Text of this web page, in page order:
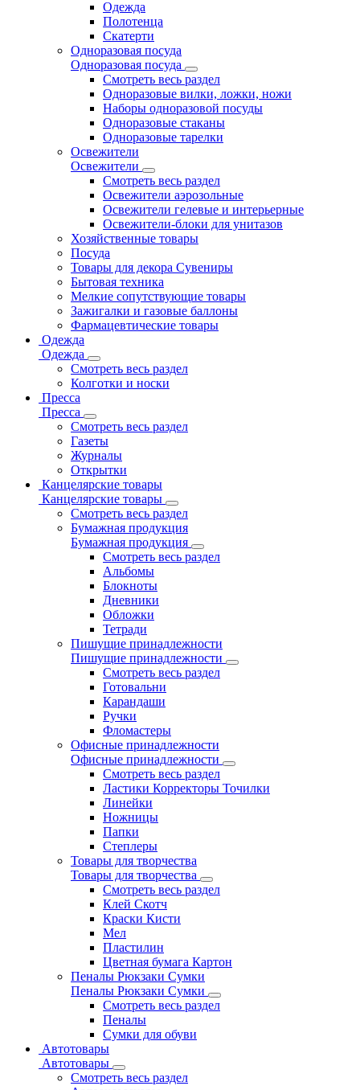
Одежда
Полотенца
Скатерти
Одноразовая посуда
Одноразовая посуда
Смотреть весь раздел
Одноразовые вилки, ложки, ножи
Наборы одноразовой посуды
Одноразовые стаканы
Одноразовые тарелки
Освежители
Освежители
Смотреть весь раздел
Освежители аэрозольные
Освежители гелевые и интерьерные
Освежители-блоки для унитазов
Хозяйственные товары
Посуда
Товары для декора Сувениры
Бытовая техника
Мелкие сопутствующие товары
Зажигалки и газовые баллоны
Фармацевтические товары
Одежда
Одежда
Смотреть весь раздел
Колготки и носки
Пресса
Пресса
Смотреть весь раздел
Газеты
Журналы
Открытки
Канцелярские товары
Канцелярские товары
Смотреть весь раздел
Бумажная продукция
Бумажная продукция
Смотреть весь раздел
Альбомы
Блокноты
Дневники
Обложки
Тетради
Пишущие принадлежности
Пишущие принадлежности
Смотреть весь раздел
Готовальни
Карандаши
Ручки
Фломастеры
Офисные принадлежности
Офисные принадлежности
Смотреть весь раздел
Ластики Корректоры Точилки
Линейки
Ножницы
Папки
Степлеры
Товары для творчества
Товары для творчества
Смотреть весь раздел
Клей Скотч
Краски Кисти
Мел
Пластилин
Цветная бумага Картон
Пеналы Рюкзаки Сумки
Пеналы Рюкзаки Сумки
Смотреть весь раздел
Пеналы
Сумки для обуви
Автотовары
Автотовары
Смотреть весь раздел